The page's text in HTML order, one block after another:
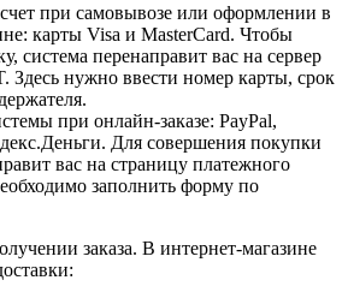
при самовывозе или оформлении в
карты Visa и MasterCard. Чтобы
система перенаправит вас на сервер
Здесь нужно ввести номер карты, срок
при онлайн-заказе: PayPal,
Для совершения покупки
вас на страницу платежного
заполнить форму по
заказа. В интернет-магазине